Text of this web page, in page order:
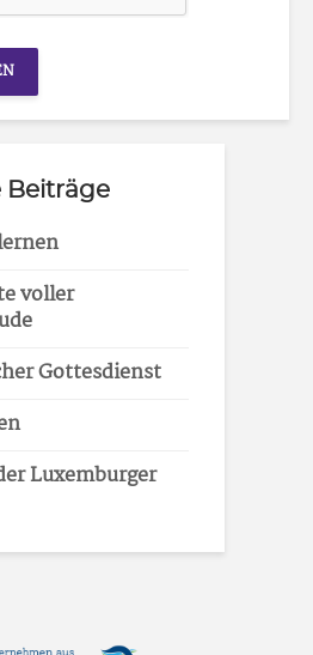
Beiträge
voller
Gottesdienst
Luxemburger